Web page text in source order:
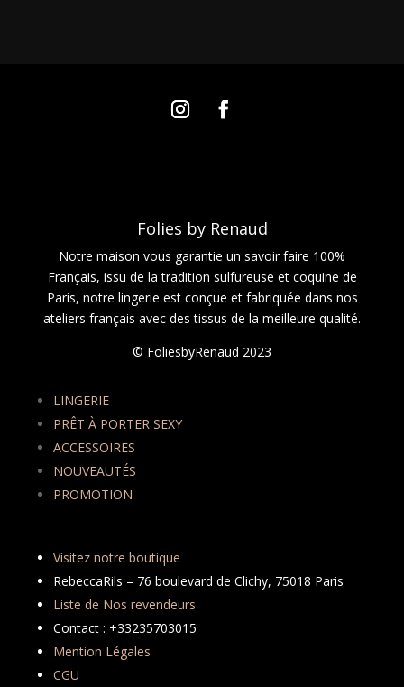
Folies by Renaud
Notre maison vous garantie un savoir faire 100%
Français, issu de la tradition sulfureuse et coquine de
Paris, notre lingerie est conçue et fabriquée dans nos
ateliers français avec des tissus de la meilleure qualité.
© FoliesbyRenaud 2023
LINGERIE
PRÊT À PORTER SEXY
ACCESSOIRES
NOUVEAUTÉS
PROMOTION
Visitez notre boutique
RebeccaRils – 76 boulevard de Clichy, 75018 Paris
Liste de Nos revendeurs
Contact : +33235703015
Mention Légales
CGU